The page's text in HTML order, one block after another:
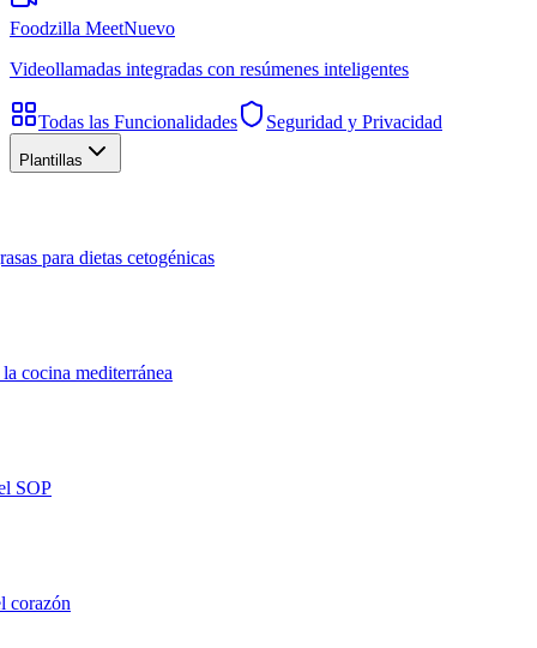
Foodzilla MeetNuevo
Videollamadas integradas con resúmenes inteligentes
Todas las Funcionalidades Seguridad y Privacidad
Plantillas
para dietas cetogénicas
cocina mediterránea
SOP
corazón